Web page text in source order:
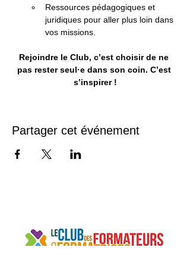
Ressources pédagogiques et
juridiques pour aller plus loin dans
vos missions.
Rejoindre le Club, c’est choisir de ne
pas rester seul·e dans son coin. C’est
s’inspirer !
Partager cet événement